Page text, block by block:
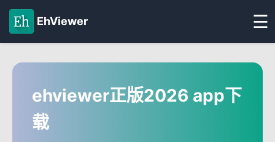
EhViewer ☰
ehviewer正版2026 app下
载